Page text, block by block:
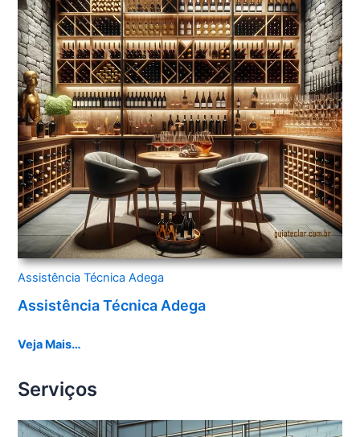
Assistência Técnica Adega
Assistência Técnica Adega
Veja Mais…
Serviços